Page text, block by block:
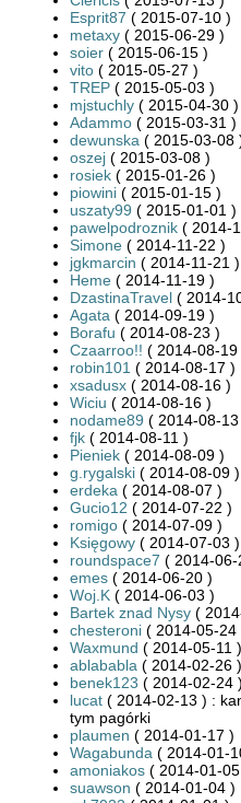
Esprit87 ( 2015-07-10 )
metaxy ( 2015-06-29 )
soier ( 2015-06-15 )
vito ( 2015-05-27 )
TREP ( 2015-05-03 )
mjstuchly ( 2015-04-30 )
Adammo ( 2015-03-31 )
dewunska ( 2015-03-08
oszej ( 2015-03-08 )
rosiek ( 2015-01-26 )
piowini ( 2015-01-15 )
uszaty99 ( 2015-01-01 )
pawelpodroznik ( 2014-
Simone ( 2014-11-22 )
jgkmarcin ( 2014-11-21 )
Heme ( 2014-11-19 )
DzastinaTravel ( 2014-
Agata ( 2014-09-19 )
Borafu ( 2014-08-23 )
Czaarroo!! ( 2014-08-19
robin101 ( 2014-08-17 )
xsadusx ( 2014-08-16 )
Wiciu ( 2014-08-16 )
nodame89 ( 2014-08-13
fjk ( 2014-08-11 )
Pieniek ( 2014-08-09 )
g.rygalski ( 2014-08-09 )
erdeka ( 2014-08-07 )
Gucio12 ( 2014-07-22 )
romigo ( 2014-07-09 )
Księgowy ( 2014-07-03 )
roundspace7 ( 2014-06-
emes ( 2014-06-20 )
Woj.K ( 2014-06-03 )
Bartek znad Nysy (
chesteroni ( 2014-05-24
Waxmund ( 2014-05-11 )
ablababla ( 2014-02-26 )
benek123 ( 2014-02-24 )
lucat ( 2014-02-13 ) :
tym pagórki
plaumen ( 2014-01-17 )
Wagabunda ( 2014-01-
amoniakos ( 2014-01-
suawson ( 2014-01-04 )